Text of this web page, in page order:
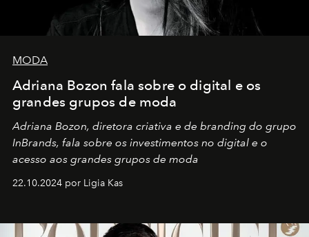
MODA
Adriana Bozon fala sobre o digital e os
grandes grupos de moda
Adriana Bozon, diretora criativa e de branding do grupo
InBrands, fala sobre os investimentos no digital e o
acesso aos grandes grupos de moda
22.10.2024 por Ligia Kas